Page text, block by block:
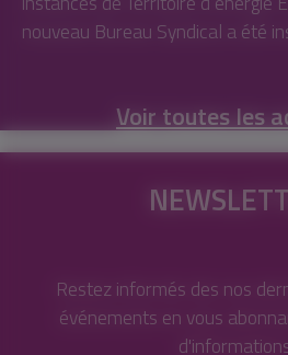
nouveau Bureau Syndical a été
Voir toutes les
Restez informés des nos
événements en vous